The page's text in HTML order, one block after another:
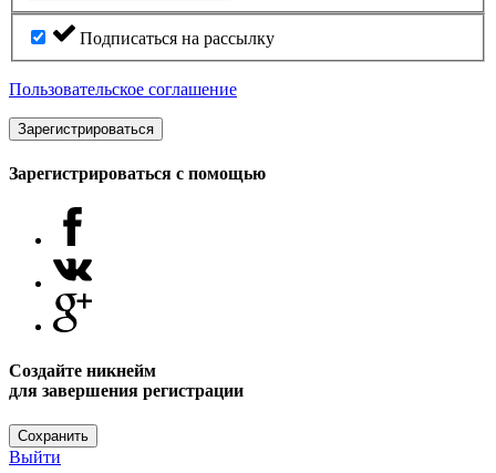
Подписаться на рассылку
Пользовательское соглашение
Зарегистрироваться
Зарегистрироваться с помощью
Создайте никнейм
для завершения регистрации
Сохранить
Выйти